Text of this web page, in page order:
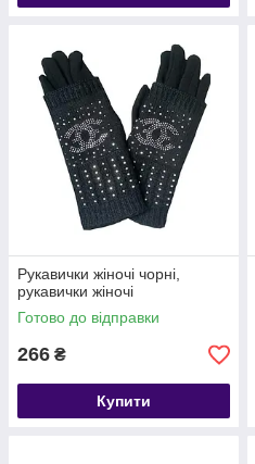
Рукавички жіночі чорні,
рукавички жіночі
Готово до відправки
266 ₴
Купити